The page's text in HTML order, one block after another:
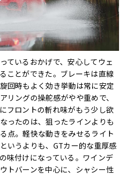
ているおかげで、安心してウェ
ことができた。ブレーキは直線
回時もよく効き挙動は常に安定
リングの操舵感がやや重めで、
フロントの斬れ味がもう少し欲
ったのは、狙ったラインよりも
点。軽快な動きをみせるライト
いうよりも、GTカー的な重厚感
味付けになっている。ワインデ
トバーンを中心に、シャシー性